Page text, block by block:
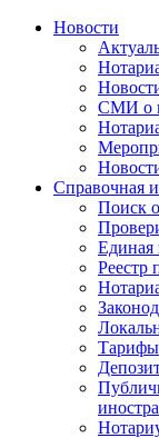
Новости
СМИ о
Справочная
Поиск
Единая
Реестр
Тарифы